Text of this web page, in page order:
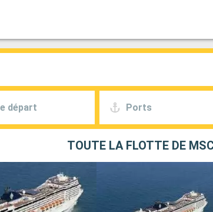
départ Ports
TOUTE LA FLOTTE DE